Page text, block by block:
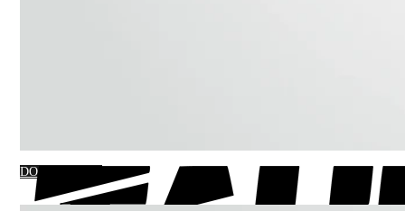
DO KOSZYKA